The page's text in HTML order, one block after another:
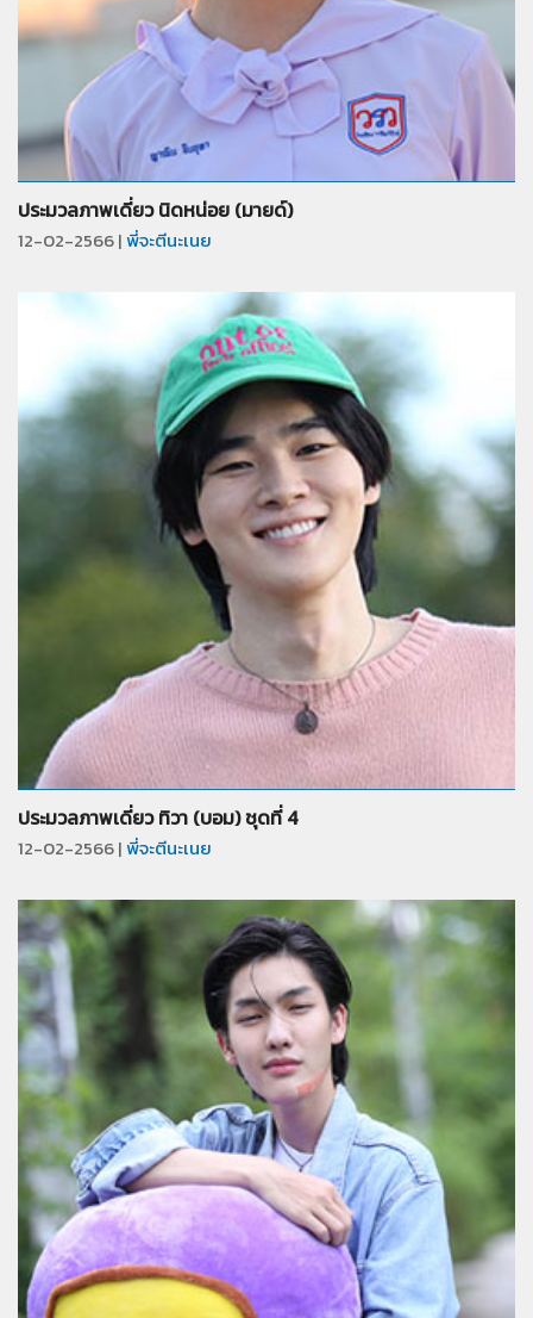
จำนวน28รูป
ประมวลภาพเดี่ยว นิดหน่อย (มายด์)
12-02-2566 |พี่จะตีนะเนย
จำนวน25 รูป
ประมวลภาพเดี่ยว ทิวา (บอม) ชุดที่ 4
12-02-2566 |พี่จะตีนะเนย